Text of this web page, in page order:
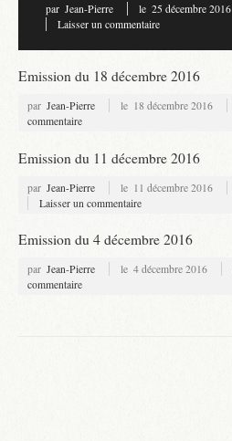
par Jean-Pierre le 25 décembre 2016
Laisser un commentaire
Emission du 18 décembre 2016
par Jean-Pierre le 18 décembre 2016
commentaire
Emission du 11 décembre 2016
par Jean-Pierre le 11 décembre 2016
Laisser un commentaire
Emission du 4 décembre 2016
par Jean-Pierre le 4 décembre 2016
commentaire